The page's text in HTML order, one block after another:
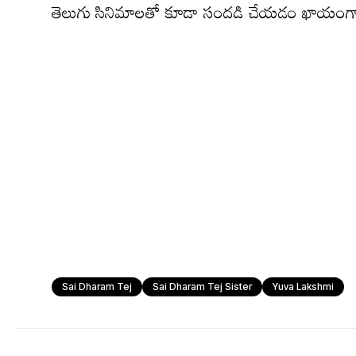
తెలుగు సినిమాల‌తో కూడా సంద‌డి చేయ‌డం ఖాయంగా
Sai Dharam Tej Sai Dharam Tej Sister Yuva Lakshmi